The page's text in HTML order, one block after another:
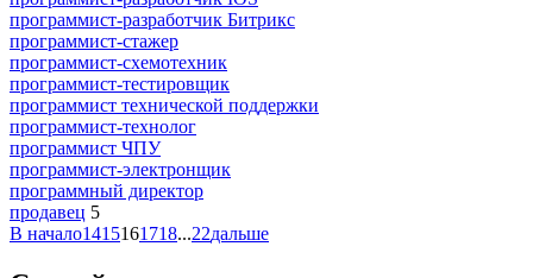
программист-разработчик Битрикс
программист-стажер
программист-схемотехник
программист-тестировщик
программист технической поддержки
программист-технолог
программист ЧПУ
программист-электронщик
программный директор
продавец 5
В начало1415161718...22дальше